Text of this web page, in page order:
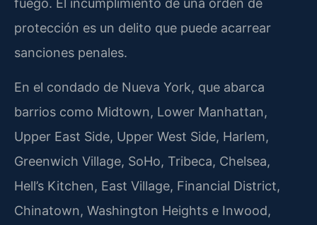
fuego. El incumplimiento de una orden de
protección es un delito que puede acarrear
sanciones penales.
En el condado de Nueva York, que abarca
barrios como Midtown, Lower Manhattan,
Upper East Side, Upper West Side, Harlem,
Greenwich Village, SoHo, Tribeca, Chelsea,
Hell’s Kitchen, East Village, Financial District,
Chinatown, Washington Heights e Inwood,